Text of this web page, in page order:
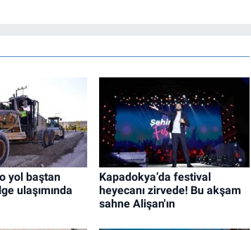
yol baştan
ulaşımında
Kapadokya’da festival
heyecanı zirvede! Bu akşam
sahne Alişan'ın